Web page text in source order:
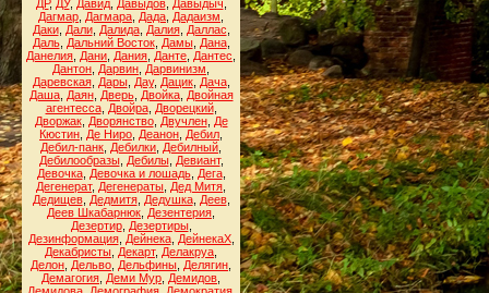
ДР, ДУ, Давид, Давыдов, Давыдыч
Дагмар Дагмара Дада Дадаизм
Даки, Дали, Далида, Далия, Даллас
Даль, Дальний Восток, Дамы, Дана,
Данелия Дани Дания Данте Дантес
Дантон Дарвин Дарвинизм
Даревская, Дары, Дау, Дацик, Дача,
Даша, Даян, Дверь, Двойка, Двойная
агентесса, Двойра, Дворецкий,
Дворжак, Дворянство, Двучлен, Де
Кюстин Де Ниро Деанон Дебил
Дебил-панк Дебилки Дебилный
Дебилообразы, Дебилы, Девиант,
Девочка, Девочка и лошадь, Дега,
Дегенерат, Дегенераты Дед Митя
Дедищев, Дедмитя, Дедушка, Деев,
Деев Шкабарнюк Дезентерия
Дезертир, Дезертиры,
Дезинформация, Дейнека, ДейнекаХ,
Декабристы Декарт, Делакруа
Делон Дельво Дельфины Делягин
Демагогия Деми Мур Демидов